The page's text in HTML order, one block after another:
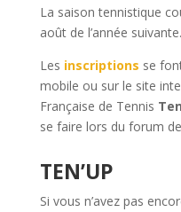
La saison tennistique
août de l’année suivante.
Les inscriptions se
mobile ou sur le site
Française de Tennis
se faire lors du forum
TEN’UP
Si vous n’avez pas